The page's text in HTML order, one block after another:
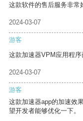
这款软件的售后服务非常
2024-03-07
游客
这款加速器VPM应用程序
2024-03-07
游客
这款加速器app的加速效
望开发者能够优化一下。